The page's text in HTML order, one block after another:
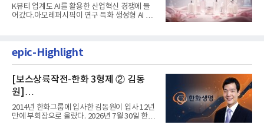
K뷰티 업계도 AI를 활용한 산업혁신 경쟁에 들
어갔다.아모레퍼시픽이 연구 특화 생성형 AI 플
epic-Highlight
[보스상륙작전-한화 3형제 ② 김동
원]
입사 12년 만에 금융계열 수장 등극
2014년 한화그룹에 입사한 김동원이 입사 12년
만에 부회장으로 올랐다. 2026년 7월 30일 한화